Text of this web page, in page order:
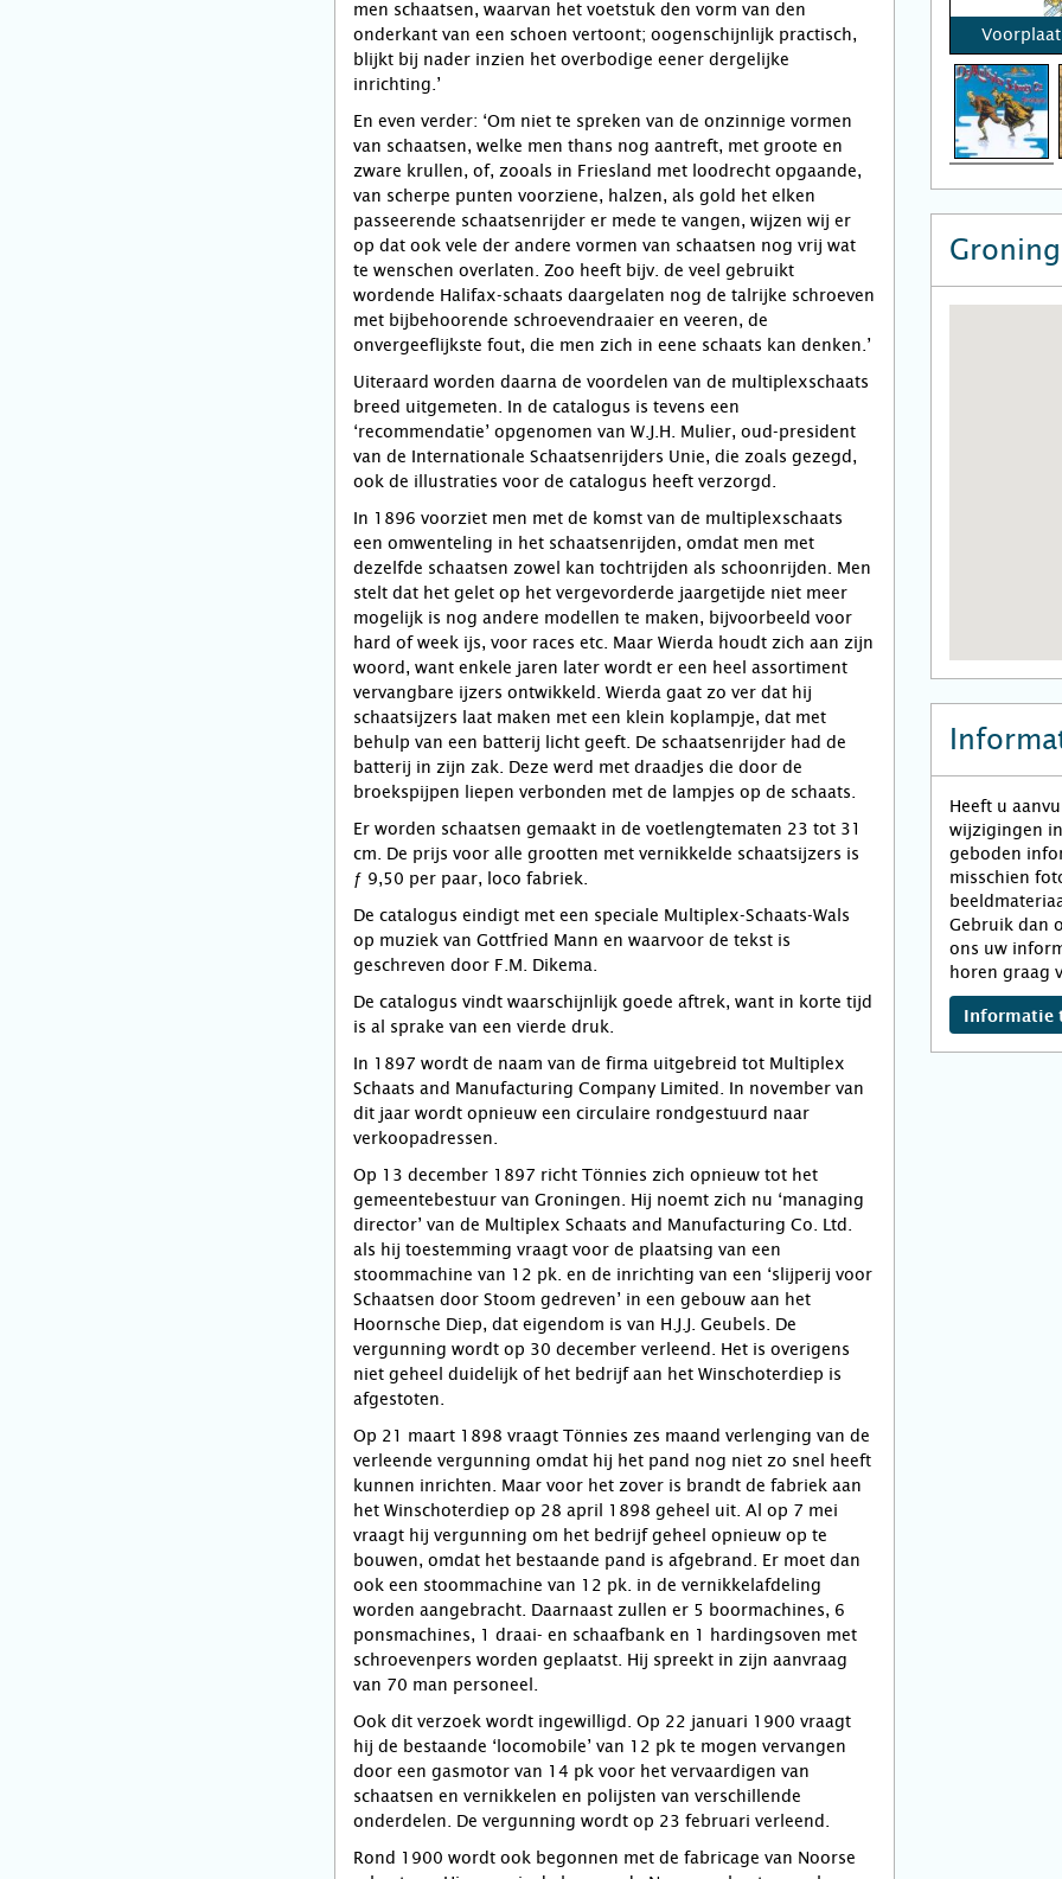
men schaatsen, waarvan het voetstuk den vorm van den
onderkant van een schoen vertoont; oogenschijnlijk practisch,
blijkt bij nader inzien het overbodige eener dergelijke
inrichting.’
En even verder: ‘Om niet te spreken van de onzinnige vormen
van schaatsen, welke men thans nog aantreft, met groote en
zware krullen, of, zooals in Friesland met loodrecht opgaande,
van scherpe punten voorziene, halzen, als gold het elken
passeerende schaatsenrijder er mede te vangen, wijzen wij er
op dat ook vele der andere vormen van schaatsen nog vrij wat
te wenschen overlaten. Zoo heeft bijv. de veel gebruikt
wordende Halifax-schaats daargelaten nog de talrijke schroeven
met bijbehoorende schroevendraaier en veeren, de
onvergeeflijkste fout, die men zich in eene schaats kan denken.’
Uiteraard worden daarna de voordelen van de multiplexschaats
breed uitgemeten. In de catalogus is tevens een
‘recommendatie’ opgenomen van W.J.H. Mulier, oud-president
van de Internationale Schaatsenrijders Unie, die zoals gezegd,
ook de illustraties voor de catalogus heeft verzorgd.
In 1896 voorziet men met de komst van de multiplexschaats
een omwenteling in het schaatsenrijden, omdat men met
dezelfde schaatsen zowel kan tochtrijden als schoonrijden. Men
stelt dat het gelet op het vergevorderde jaargetijde niet meer
mogelijk is nog andere modellen te maken, bijvoorbeeld voor
hard of week ijs, voor races etc. Maar Wierda houdt zich aan zijn
woord, want enkele jaren later wordt er een heel assortiment
vervangbare ijzers ontwikkeld. Wierda gaat zo ver dat hij
schaatsijzers laat maken met een klein koplampje, dat met
behulp van een batterij licht geeft. De schaatsenrijder had de
batterij in zijn zak. Deze werd met draadjes die door de
broekspijpen liepen verbonden met de lampjes op de schaats.
Er worden schaatsen gemaakt in de voetlengtematen 23 tot 31
cm. De prijs voor alle grootten met vernikkelde schaatsijzers is
ƒ 9,50 per paar, loco fabriek.
De catalogus eindigt met een speciale Multiplex-Schaats-Wals
op muziek van Gottfried Mann en waarvoor de tekst is
geschreven door F.M. Dikema.
De catalogus vindt waarschijnlijk goede aftrek, want in korte tijd
is al sprake van een vierde druk.
In 1897 wordt de naam van de firma uitgebreid tot Multiplex
Schaats and Manufacturing Company Limited. In november van
dit jaar wordt opnieuw een circulaire rondgestuurd naar
verkoopadressen.
Op 13 december 1897 richt Tönnies zich opnieuw tot het
gemeentebestuur van Groningen. Hij noemt zich nu ‘managing
director’ van de Multiplex Schaats and Manufacturing Co. Ltd.
als hij toestemming vraagt voor de plaatsing van een
stoommachine van 12 pk. en de inrichting van een ‘slijperij voor
Schaatsen door Stoom gedreven’ in een gebouw aan het
Hoornsche Diep, dat eigendom is van H.J.J. Geubels. De
vergunning wordt op 30 december verleend. Het is overigens
niet geheel duidelijk of het bedrijf aan het Winschoterdiep is
afgestoten.
Op 21 maart 1898 vraagt Tönnies zes maand verlenging van de
verleende vergunning omdat hij het pand nog niet zo snel heeft
kunnen inrichten. Maar voor het zover is brandt de fabriek aan
het Winschoterdiep op 28 april 1898 geheel uit. Al op 7 mei
vraagt hij vergunning om het bedrijf geheel opnieuw op te
bouwen, omdat het bestaande pand is afgebrand. Er moet dan
ook een stoommachine van 12 pk. in de vernikkelafdeling
worden aangebracht. Daarnaast zullen er 5 boormachines, 6
ponsmachines, 1 draai- en schaafbank en 1 hardingsoven met
schroevenpers worden geplaatst. Hij spreekt in zijn aanvraag
van 70 man personeel.
Ook dit verzoek wordt ingewilligd. Op 22 januari 1900 vraagt
hij de bestaande ‘locomobile’ van 12 pk te mogen vervangen
door een gasmotor van 14 pk voor het vervaardigen van
schaatsen en vernikkelen en polijsten van verschillende
onderdelen. De vergunning wordt op 23 februari verleend.
Rond 1900 wordt ook begonnen met de fabricage van Noorse
Heeft u
wijzigingen
geboden
misschien
Gebruik dan
ons uw
horen graag
Informatie